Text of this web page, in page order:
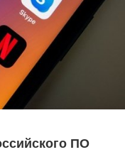
ПО